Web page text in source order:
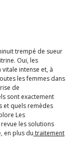
trempé de sueur
Oui, les
intense et, à
les femmes dans
de
sont exactement
et quels remèdes
Les
les solutions
en plus du traitement